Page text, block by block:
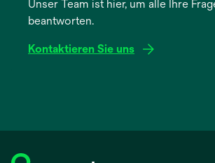
neuen
Registerkarte
Unser Team ist hier, um alle Ihre
beantworten.
Kontaktieren Sie uns